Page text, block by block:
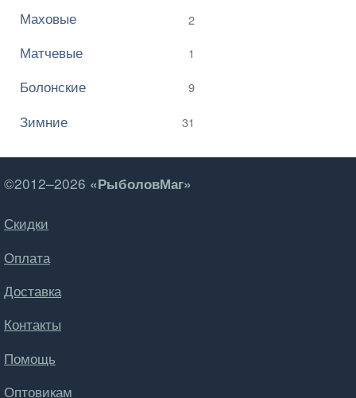
Маховые 2
Матчевые 1
Болонские 9
Зимние 31
©2012–2026 «РыболовМаг»
Скидки
Оплата
Доставка
Контакты
Помощь
Оптовикам